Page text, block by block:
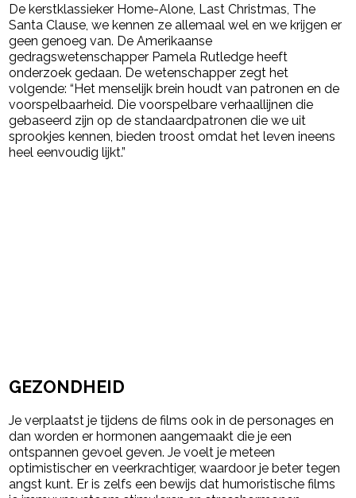
De kerstklassieker Home-Alone, Last Christmas, The
Santa Clause, we kennen ze allemaal wel en we krijgen er
geen genoeg van. De Amerikaanse
gedragswetenschapper Pamela Rutledge heeft
onderzoek gedaan. De wetenschapper zegt het
volgende: “Het menselijk brein houdt van patronen en de
voorspelbaarheid. Die voorspelbare verhaallijnen die
gebaseerd zijn op de standaardpatronen die we uit
sprookjes kennen, bieden troost omdat het leven ineens
heel eenvoudig lijkt.”
GEZONDHEID
Je verplaatst je tijdens de films ook in de personages en
dan worden er hormonen aangemaakt die je een
ontspannen gevoel geven. Je voelt je meteen
optimistischer en veerkrachtiger, waardoor je beter tegen
angst kunt. Er is zelfs een bewijs dat humoristische films